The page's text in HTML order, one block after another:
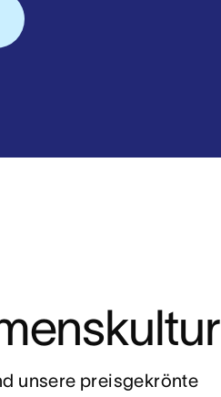
unsere preisgekrönte